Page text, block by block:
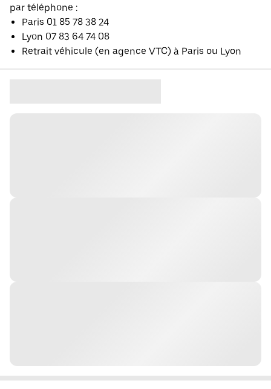
par téléphone :
Paris 01 85 78 38 24
Lyon 07 83 64 74 08
Retrait véhicule (en agence VTC) à Paris ou Lyon